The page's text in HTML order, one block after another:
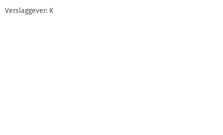
Verslaggever: K